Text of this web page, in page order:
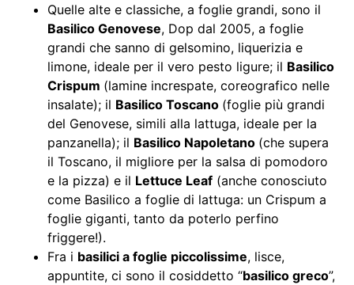
Quelle alte e classiche, a foglie grandi, sono il
Basilico Genovese, Dop dal 2005, a foglie
grandi che sanno di gelsomino, liquerizia e
limone, ideale per il vero pesto ligure; il Basilico
Crispum (lamine increspate, coreografico nelle
insalate); il Basilico Toscano (foglie più grandi
del Genovese, simili alla lattuga, ideale per la
panzanella); il Basilico Napoletano (che supera
il Toscano, il migliore per la salsa di pomodoro
e la pizza) e il Lettuce Leaf (anche conosciuto
come Basilico a foglie di lattuga: un Crispum a
foglie giganti, tanto da poterlo perfino
friggere!).
Fra i basilici a foglie piccolissime, lisce,
appuntite, ci sono il cosiddetto “basilico greco”,